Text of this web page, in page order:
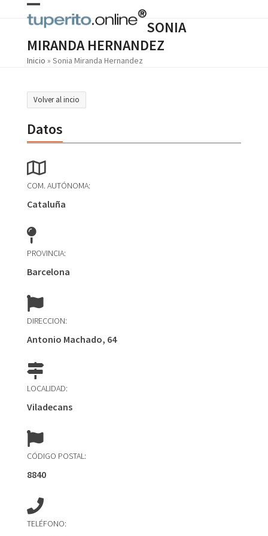
Open
mobile
menu
Close
mobile
menu
SONIA
MIRANDA HERNANDEZ
Inicio » Sonia Miranda Hernandez
Volver al incio
Datos
COM. AUTÓNOMA:
Cataluña
PROVINCIA:
Barcelona
DIRECCION:
Antonio Machado, 64
LOCALIDAD:
Viladecans
CÓDIGO POSTAL:
8840
TELÉFONO: